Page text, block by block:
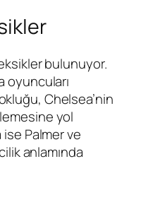
bulunuyor.
oyuncuları
Chelsea’nin
yol
Palmer ve
anlamında